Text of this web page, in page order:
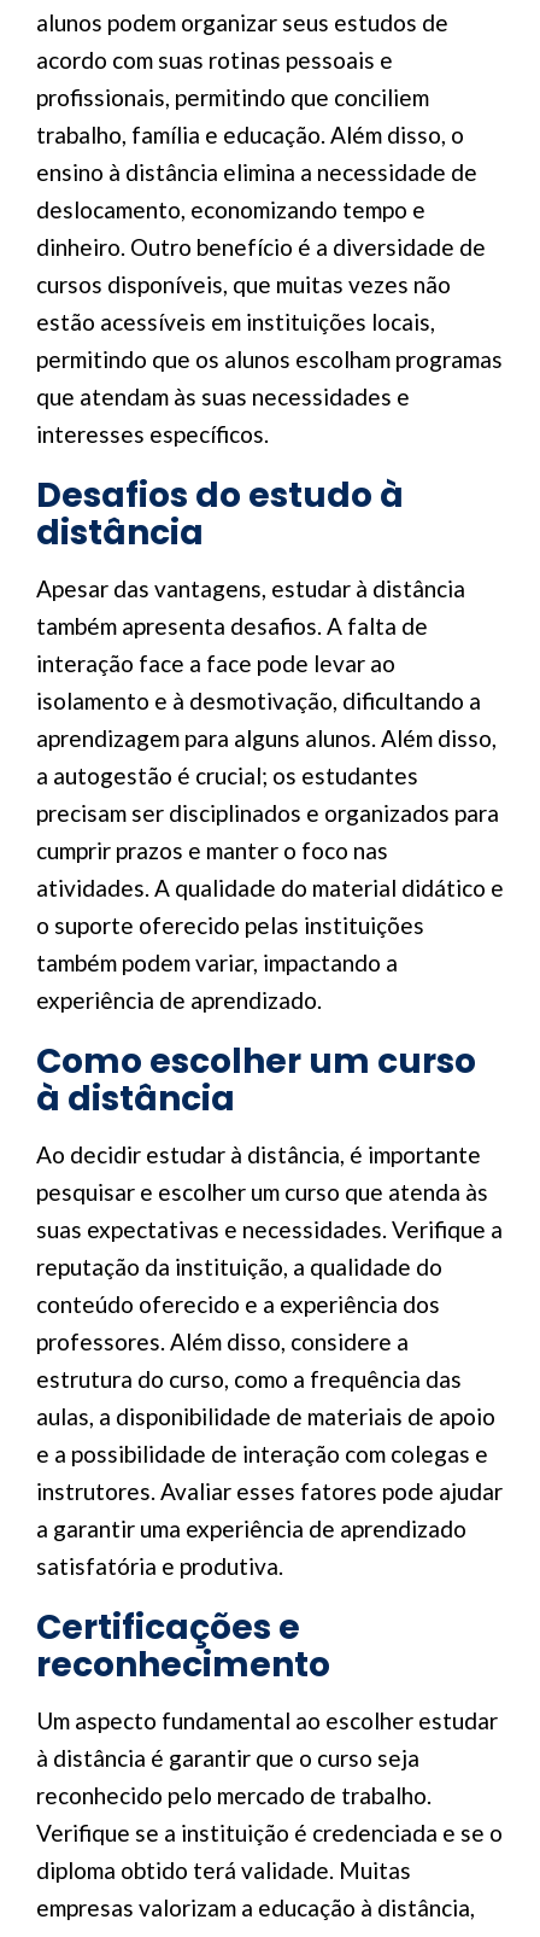
alunos podem organizar seus estudos de
acordo com suas rotinas pessoais e
profissionais, permitindo que conciliem
trabalho, família e educação. Além disso, o
ensino à distância elimina a necessidade de
deslocamento, economizando tempo e
dinheiro. Outro benefício é a diversidade de
cursos disponíveis, que muitas vezes não
estão acessíveis em instituições locais,
permitindo que os alunos escolham programas
que atendam às suas necessidades e
interesses específicos.
Desafios do estudo à
distância
Apesar das vantagens, estudar à distância
também apresenta desafios. A falta de
interação face a face pode levar ao
isolamento e à desmotivação, dificultando a
aprendizagem para alguns alunos. Além disso,
a autogestão é crucial; os estudantes
precisam ser disciplinados e organizados para
cumprir prazos e manter o foco nas
atividades. A qualidade do material didático e
o suporte oferecido pelas instituições
também podem variar, impactando a
experiência de aprendizado.
Como escolher um curso
à distância
Ao decidir estudar à distância, é importante
pesquisar e escolher um curso que atenda às
suas expectativas e necessidades. Verifique a
reputação da instituição, a qualidade do
conteúdo oferecido e a experiência dos
professores. Além disso, considere a
estrutura do curso, como a frequência das
aulas, a disponibilidade de materiais de apoio
e a possibilidade de interação com colegas e
instrutores. Avaliar esses fatores pode ajudar
a garantir uma experiência de aprendizado
satisfatória e produtiva.
Certificações e
reconhecimento
Um aspecto fundamental ao escolher estudar
à distância é garantir que o curso seja
reconhecido pelo mercado de trabalho.
Verifique se a instituição é credenciada e se o
diploma obtido terá validade. Muitas
empresas valorizam a educação à distância,